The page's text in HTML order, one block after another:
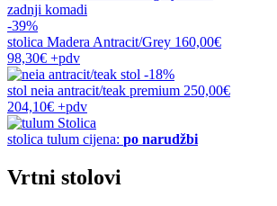
zadnji komadi
-39%
stolica Madera Antracit/Grey 160,00€
98,30€ +pdv
-18%
stol neia antracit/teak premium 250,00€
204,10€ +pdv
stolica tulum cijena: po narudžbi
Vrtni stolovi